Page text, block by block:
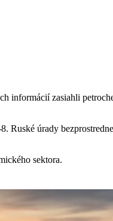
informácií zasiahli
úrady
sektora.